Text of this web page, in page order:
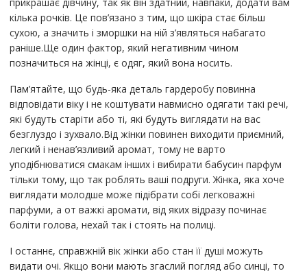
кілька рочків. Це пов’язано з тим, що шкіра стає більш
сухою, а значить і зморшки на ній з’являться набагато
раніше.Ще один фактор, який негативним чином
позначиться на жінці, є одяг, який вона носить.
Пам’ятайте, що будь-яка деталь гардеробу повинна
відповідати віку і не коштувати навмисно одягати такі речі,
які будуть старіти або ті, які будуть виглядати на вас
безглуздо і зухвало.Від жінки повинен виходити приємний,
легкий і ненав’язливий аромат, тому не варто
уподібнюватися смакам інших і вибирати бабусин парфум
тільки тому, що так роблять ваші подруги. Жінка, яка хоче
виглядати молодше може підібрати собі легковажні
парфуми, а от важкі аромати, від яких відразу починає
боліти голова, нехай так і стоять на полиці.
І останнє, справжній вік жінки або стан її душі можуть
видати очі. Якщо вони мають згаслий погляд або синці, то